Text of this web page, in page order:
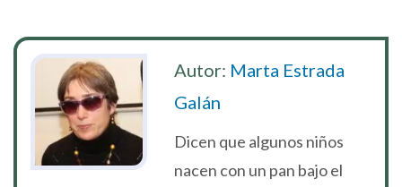
Autor: Marta Estrada
Galán
Dicen que algunos niños
nacen con un pan bajo el